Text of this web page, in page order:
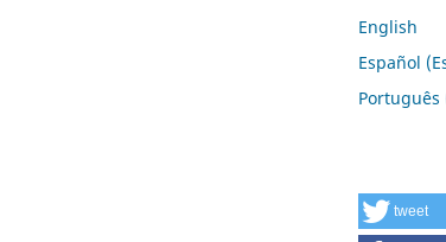
English
Español
Português
tweet